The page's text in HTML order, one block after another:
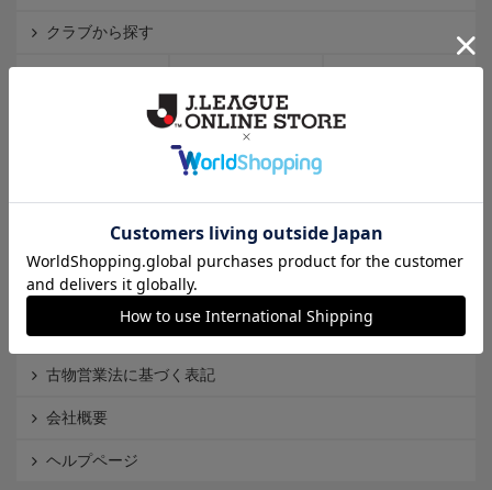
クラブから探す
インフォメーション
Ｊリーグオンラインストアとは
利用規約
Cookieポリシー
特定商取引法に基づく表記
古物営業法に基づく表記
会社概要
ヘルプページ